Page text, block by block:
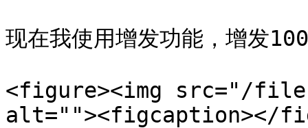
现在我使用增发功能，增发
<figure><img src="/files/
alt=""><figcaption></